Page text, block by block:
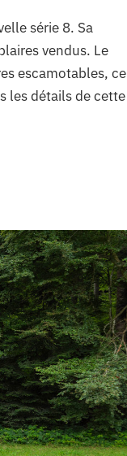
série 8. Sa
vendus. Le
escamotables, ce
les détails de cette